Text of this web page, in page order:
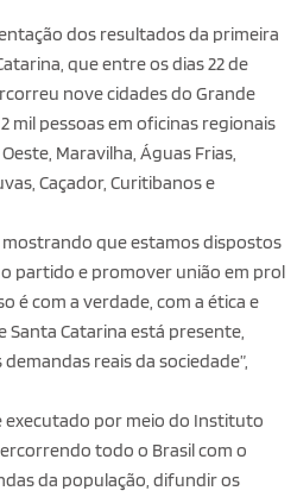
dos resultados da primeira
que entre os dias 22 de
nove cidades do Grande
mil pessoas em oficinas regionais
Maravilha, Águas Frias,
Caçador, Curitibanos e
que estamos dispostos
partido e promover união em prol
é com a verdade, com a ética e
Santa Catarina está presente,
reais da sociedade”,
executado por meio do Instituto
todo o Brasil com o
da população, difundir os